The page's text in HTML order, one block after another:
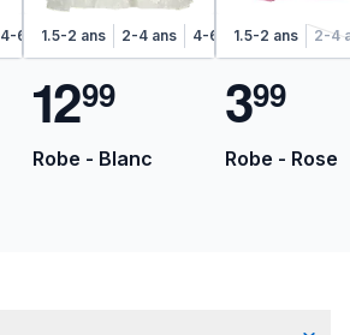
4-6 ans 6-8 ans
1.5-2 ans 2-4 ans 4-6 ans 6-8 ans
1299
Robe - Blanc
1.5-2 ans 2-4
399
Robe - Rose